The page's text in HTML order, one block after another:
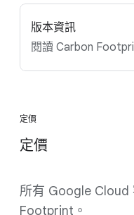
版本資訊
閱讀 Carbon
定價
定價
所有 Google Cloud
Footprint。